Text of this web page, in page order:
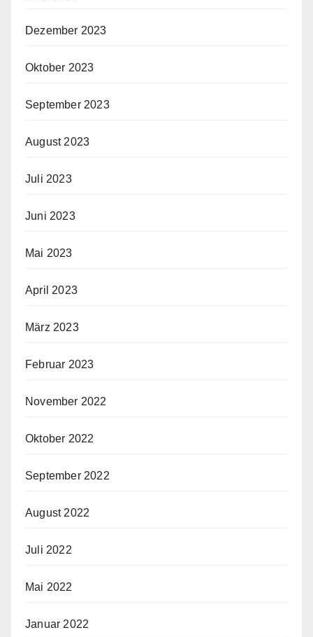
Dezember 2023
Oktober 2023
September 2023
August 2023
Juli 2023
Juni 2023
Mai 2023
April 2023
März 2023
Februar 2023
November 2022
Oktober 2022
September 2022
August 2022
Juli 2022
Mai 2022
Januar 2022